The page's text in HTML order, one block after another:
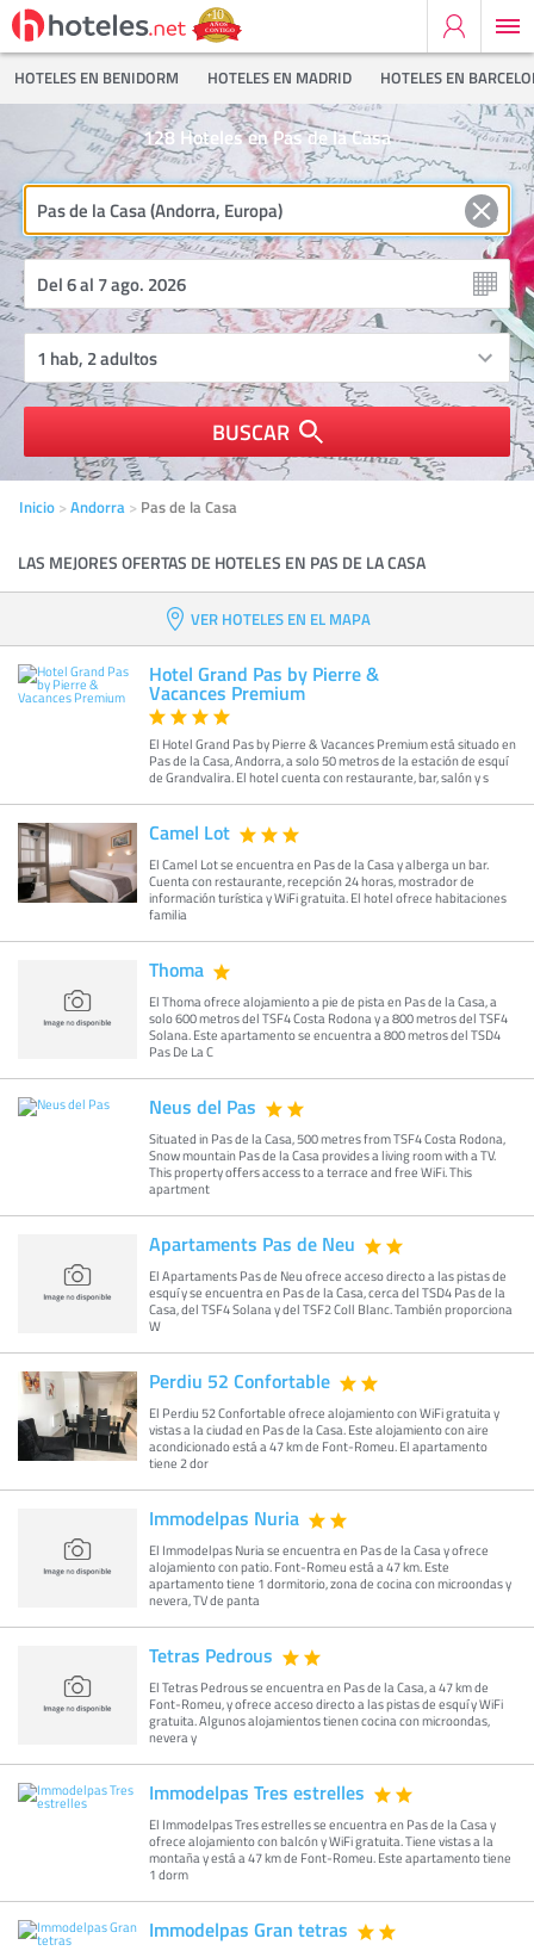
HOTELES EN BENIDORM HOTELES EN MADRID HOTELES EN
Hoteles en Pas de la Casa
128
BUSCAR
Inicio Andorra Pas de la Casa
LAS MEJORES OFERTAS DE HOTELES EN PAS DE LA CASA
VER HOTELES EN EL MAPA
Hotel Grand Pas by Pierre &
Vacances Premium
El Hotel Grand Pas by Pierre & Vacances Premium está situado en
Pas de la Casa, Andorra, a solo 50 metros de la estación de esquí
de Grandvalira. El hotel cuenta con restaurante, bar, salón y s
Camel Lot
El Camel Lot se encuentra en Pas de la Casa y alberga un bar.
Cuenta con restaurante, recepción 24 horas, mostrador de
información turística y WiFi gratuita. El hotel ofrece habitaciones
familia
Thoma
El Thoma ofrece alojamiento a pie de pista en Pas de la Casa, a
solo 600 metros del TSF4 Costa Rodona y a 800 metros del TSF4
Solana. Este apartamento se encuentra a 800 metros del TSD4
Pas De La C
Neus del Pas
Situated in Pas de la Casa, 500 metres from TSF4 Costa Rodona,
Snow mountain Pas de la Casa provides a living room with a TV.
This property offers access to a terrace and free WiFi. This
apartment
Apartaments Pas de Neu
El Apartaments Pas de Neu ofrece acceso directo a las pistas de
esquí y se encuentra en Pas de la Casa, cerca del TSD4 Pas de la
Casa, del TSF4 Solana y del TSF2 Coll Blanc. También proporciona
W
Perdiu 52 Confortable
El Perdiu 52 Confortable ofrece alojamiento con WiFi gratuita y
vistas a la ciudad en Pas de la Casa. Este alojamiento con aire
acondicionado está a 47 km de Font-Romeu. El apartamento
tiene 2 dor
Immodelpas Nuria
El Immodelpas Nuria se encuentra en Pas de la Casa y ofrece
alojamiento con patio. Font-Romeu está a 47 km. Este
apartamento tiene 1 dormitorio, zona de cocina con microondas y
nevera, TV de panta
Tetras Pedrous
El Tetras Pedrous se encuentra en Pas de la Casa, a 47 km de
Font-Romeu, y ofrece acceso directo a las pistas de esquí y WiFi
gratuita. Algunos alojamientos tienen cocina con microondas,
nevera y
Immodelpas Tres estrelles
El Immodelpas Tres estrelles se encuentra en Pas de la Casa y
ofrece alojamiento con balcón y WiFi gratuita. Tiene vistas a la
montaña y está a 47 km de Font-Romeu. Este apartamento tiene
1 dorm
Immodelpas Gran tetras